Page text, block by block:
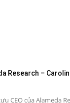
Research –
CEO của Alameda